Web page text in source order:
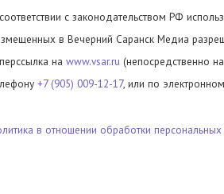
с законодательством РФ
в Вечерний Саранск Медиа
на www.vsar.ru (непосредственно
+7 (905) 009-12-17, или по
в отношении обработки